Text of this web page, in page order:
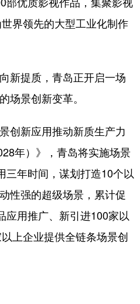
界领先的大型工业化制作
提质，青岛正开启一场
场景创新变革。
新应用推动新质生产力
年）》，青岛将实施场景
三年时间，谋划打造10个以
性强的超级场景，累计促
应用推广、新引进100家以
上企业提供全链条场景创